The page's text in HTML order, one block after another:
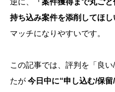
逆に、
「案件獲得まで丸ご
持ち込み案件を添削してほし
マッチになりやすいです。
この記事では、評判を「良
たが 今日中に“申し込む/保